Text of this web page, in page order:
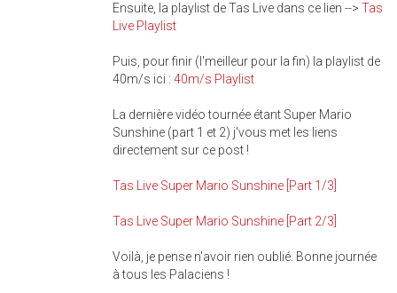
Ensuite, la playlist de Tas Live dans ce lien --> Tas
Live Playlist
Puis, pour finir (l'meilleur pour la fin) la playlist de
40m/s ici : 40m/s Playlist
La dernière vidéo tournée étant Super Mario
Sunshine (part 1 et 2) j'vous met les liens
directement sur ce post !
Tas Live Super Mario Sunshine [Part 1/3]
Tas Live Super Mario Sunshine [Part 2/3]
Voilà, je pense n'avoir rien oublié. Bonne journée
à tous les Palaciens !